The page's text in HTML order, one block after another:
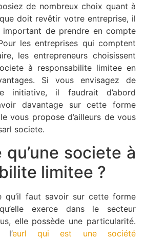
de nombreux choix quant à
doit revêtir votre entreprise, il
de prendre en compte
les entreprises qui comptent
les entrepreneurs choisissent
à responsabilite limitee en
Si vous envisagez de
initiative, il faudrait d’abord
davantage sur cette forme
vous propose d’ailleurs de vous
societe.
qu’une societe à
limitee ?
qu’il faut savoir sur cette forme
exerce dans le secteur
elle possède une particularité.
l’eurl qui est une société